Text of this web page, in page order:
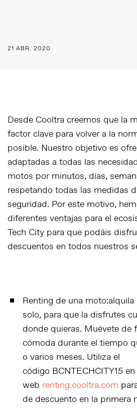
21 ABR. 2020
Desde Cooltra creemos que la
factor clave para volver a la
posible. Nuestro objetivo es
adaptadas a todas las
motos por minutos, días,
respetando todas las medidas
seguridad. Por este motivo,
diferentes ventajas para el
Tech City para que podáis
descuentos en todos nuestros
Renting de una moto:
solo, para que la disfrutes
donde quieras. Muévete de
cómoda durante el tiempo
o varios meses. Utiliza el
código BCNTECHCITY15
web renting.cooltra.com
de descuento en la primera